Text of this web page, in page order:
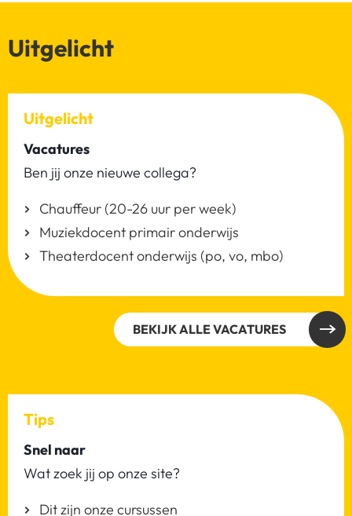
Uitgelicht
Uitgelicht
Vacatures
Ben jij onze nieuwe collega?
Chauffeur (20-26 uur per week)
Muziekdocent primair onderwijs
Theaterdocent onderwijs (po, vo, mbo)
BEKIJK ALLE VACATURES
Tips
Snel naar
Wat zoek jij op onze site?
Dit zijn onze cursussen